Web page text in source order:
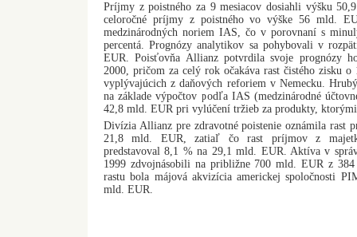
Príjmy z poistného za 9 mesiacov dosiahli výšku
celoročné príjmy z poistného vo výške 56 mld.
medzinárodných noriem IAS, čo v porovnaní s
percentá. Prognózy analytikov sa pohybovali v
EUR. Poisťovňa Allianz potvrdila svoje prognózy
2000, pričom za celý rok očakáva rast čistého zisku
vyplývajúcich z daňových reforiem v Nemecku.
na základe výpočtov podľa IAS (medzinárodné
42,8 mld. EUR pri vylúčení tržieb za produkty,
Divízia Allianz pre zdravotné poistenie oznámila rast
21,8 mld. EUR, zatiaľ čo rast príjmov z
predstavoval 8,1 % na 29,1 mld. EUR. Aktíva v
1999 zdvojnásobili na približne 700 mld. EUR z
rastu bola májová akvizícia americkej spoločnosti
mld. EUR.